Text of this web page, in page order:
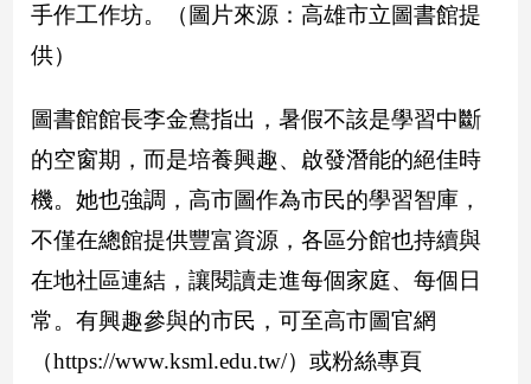
文
／
影
薦
科
遊
戲
運
動
寵
手作工作坊。（圖片來源：高雄市立圖書館提
供）
圖書館館長李金鴦指出，暑假不該是學習中斷
的空窗期，而是培養興趣、啟發潛能的絕佳時
機。她也強調，高市圖作為市民的學習智庫，
不僅在總館提供豐富資源，各區分館也持續與
在地社區連結，讓閱讀走進每個家庭、每個日
常。有興趣參與的市民，可至高市圖官網
（https://www.ksml.edu.tw/）或粉絲專頁